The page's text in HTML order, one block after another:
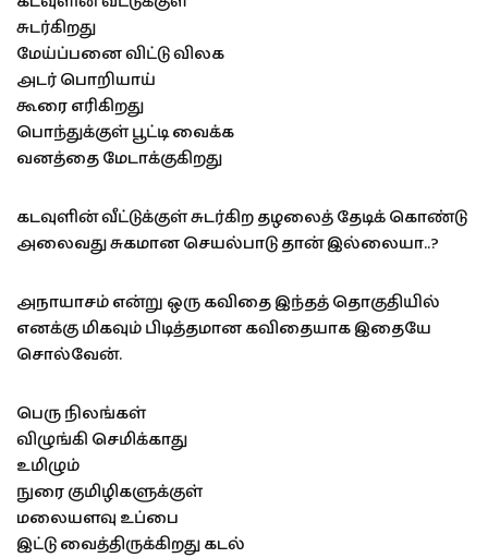
சுடர்கிறது
மேய்ப்பனை விட்டு விலக
அடர் பொறியாய்
கூரை எரிகிறது
பொந்துக்குள் பூட்டி வைக்க
வனத்தை மேடாக்குகிறது
கடவுளின் வீட்டுக்குள் சுடர்கிற தழலைத் தேடிக் கொண்டு
அலைவது சுகமான செயல்பாடு தான் இல்லையா..?
அநாயாசம் என்று ஒரு கவிதை இந்தத் தொகுதியில்
எனக்கு மிகவும் பிடித்தமான கவிதையாக இதையே
சொல்வேன்.
பெரு நிலங்கள்
விழுங்கி செமிக்காது
உமிழும்
நுரை குமிழிகளுக்குள்
மலையளவு உப்பை
இட்டு வைத்திருக்கிறது கடல்